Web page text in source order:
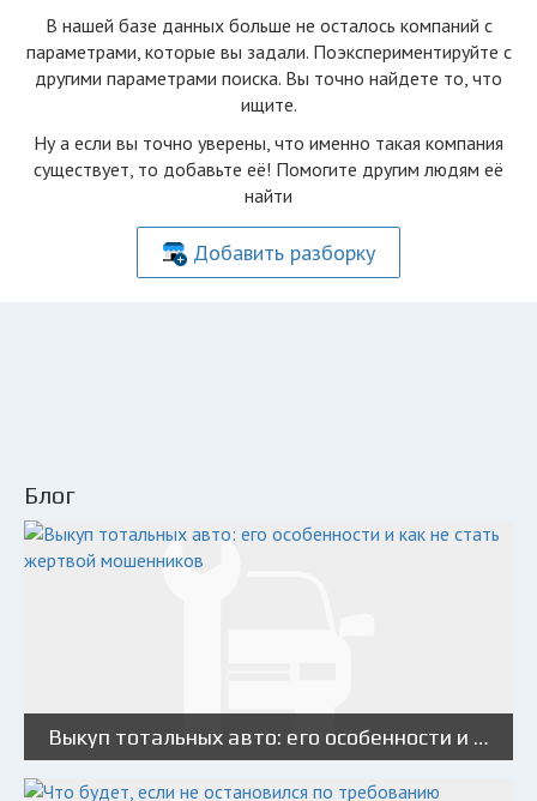
В нашей базе данных больше не осталоcь компаний с
параметрами, которые вы задали. Поэкспериментируйте с
другими параметрами поиска. Вы точно найдете то, что
ищите.
Ну а если вы точно уверены, что именно такая компания
существует, то добавьте её! Помогите другим людям её
найти
Добавить разборку
Блог
Выкуп тотальных авто: его особенности и как не стать жертвой мошенников